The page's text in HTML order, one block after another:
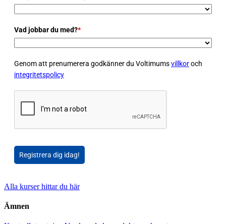
Vad jobbar du med?*
Genom att prenumerera godkänner du Voltimumsvillkoroch
integritetspolicy
Registrera dig idag!
Alla kurser hittar du här
Ämnen